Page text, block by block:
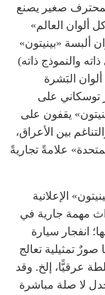
صغير يصنع
ألوان العالم»
ألبسة «بينيتون»
والنموذج ذاته)
ألوان البَشرة
توسكاني على
يقفون على
بين الأعراق،
علامةً تجاريةً
الإعلانية
مهمة جارية في
انفجار سيارة
تمثيلية تعالج
عرقيًّا، إلخ. وقد
لا صلة مباشرة